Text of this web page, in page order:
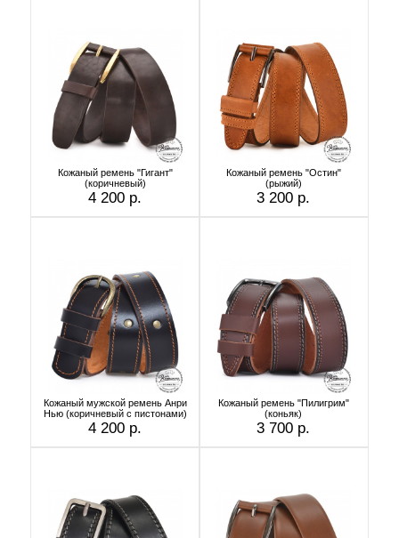
Кожаный ремень "Гигант"
(коричневый)
4 200 р.
Кожаный ремень "Остин"
(рыжий)
3 200 р.
Кожаный мужской ремень Анри
Нью (коричневый с пистонами)
4 200 р.
Кожаный ремень "Пилигрим"
(коньяк)
3 700 р.